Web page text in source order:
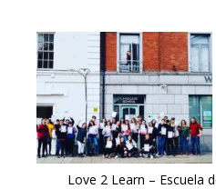
Love 2 Learn – Escuela